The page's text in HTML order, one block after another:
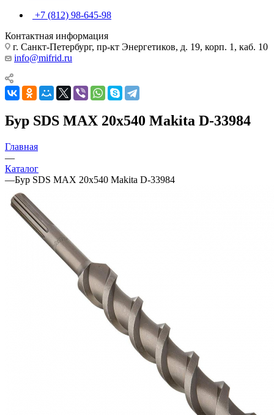
+7 (812) 98-645-98
Контактная информация
г. Санкт-Петербург, пр-кт Энергетиков, д. 19, корп. 1, каб. 10
info@mifrid.ru
Бур SDS MAX 20х540 Makita D-33984
Главная
—
Каталог
—Бур SDS MAX 20х540 Makita D-33984